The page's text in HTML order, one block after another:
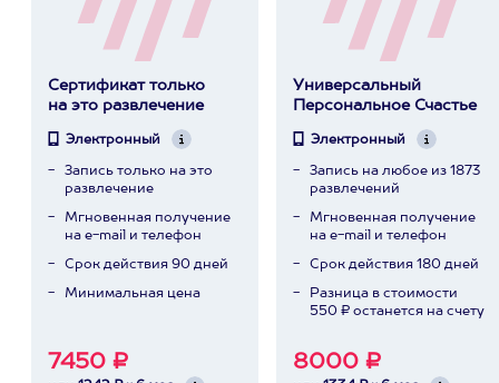
Сертификат только
на это развлечение
Электронный
Запись только на это
развлечение
Мгновенная получение
на e-mail и телефон
Срок действия 90 дней
Минимальная цена
7450 ₽
Универсальный
Персональное Счастье
Электронный
Запись на любое из 1873
развлечений
Мгновенная получение
на e-mail и телефон
Срок действия 180 дней
Разница в стоимости
550 ₽ останется на счету
8000 ₽